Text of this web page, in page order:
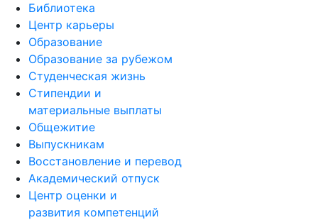
Библиотека
Центр карьеры
Образование
Образование за рубежом
Студенческая жизнь
Стипендии и
материальные выплаты
Общежитие
Выпускникам
Восстановление и перевод
Академический отпуск
Центр оценки и
развития компетенций